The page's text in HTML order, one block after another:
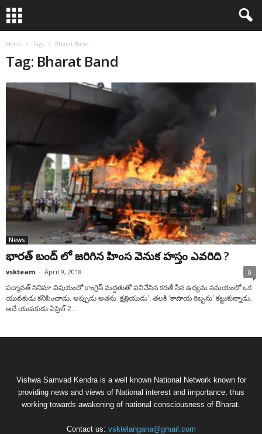
Home Tags Bharat Band
Tag: Bharat Band
News
భారత్ బంద్ లో జరిగిన హింస వెనుక హస్తం ఎవరిది ?
vskteam - April 9, 2018 0
పద్మావత్‌ సినిమా విషయంలో కాంగ్రెస్‌ మద్దతుతో పనిచేసిన కరణీ సేన ఉద్యమ సమయంలో ఒక
యువకుడు కనిపించాడు. అప్పుడు అతను ‘క్షత్రియుడు’. తలకి ‘కాషాయ రిబ్బను’ కట్టుకున్నాడు.
అదే యువకుడు ఏప్రిల్‌ 2...
Vishwa Samvad Kendra is a well known National Network known for
providing news and views of National interest and importance, thus
working towards awakening of national consciousness of Bharat.
Contact us: vsktelangana@gmail.com